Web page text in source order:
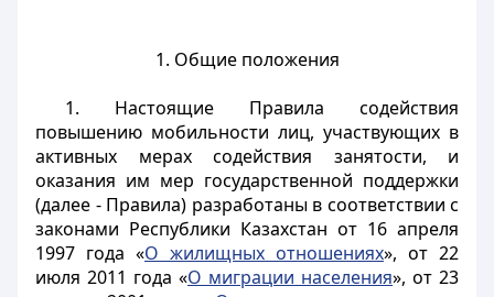
1. Общие положения
1. Настоящие Правила содействия
повышению мобильности лиц, участвующих в
активных мерах содействия занятости, и
оказания им мер государственной поддержки
(далее - Правила) разработаны в соответствии с
законами Республики Казахстан от 16 апреля
1997 года «О жилищных отношениях», от 22
июля 2011 года «О миграции населения», от 23